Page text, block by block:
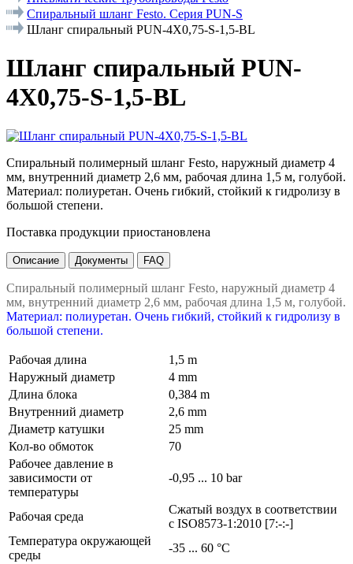
Спиральный шланг Festo. Серия PUN-S
Шланг спиральный PUN-4X0,75-S-1,5-BL
Шланг спиральный PUN-
4X0,75-S-1,5-BL
Спиральный полимерный шланг Festo, наружный диаметр 4
мм, внутренний диаметр 2,6 мм, рабочая длина 1,5 м, голубой.
Материал: полиуретан. Очень гибкий, стойкий к гидролизу в
большой степени.
Поставка продукции приостановлена
Описание Документы FAQ
Спиральный полимерный шланг Festo, наружный диаметр 4
мм, внутренний диаметр 2,6 мм, рабочая длина 1,5 м, голубой.
Материал: полиуретан. Очень гибкий, стойкий к гидролизу в
большой степени.
Рабочая длина
1,5 m
Наружный диаметр
4 mm
Длина блока
0,384 m
Внутренний диаметр
2,6 mm
Диаметр катушки
25 mm
Кол-во обмоток
70
Рабочее давление в
зависимости от
температуры
-0,95 ... 10 bar
Рабочая среда
Сжатый воздух в соответствии
с ISO8573-1:2010 [7:-:-]
Температура окружающей
среды
-35 ... 60 °C